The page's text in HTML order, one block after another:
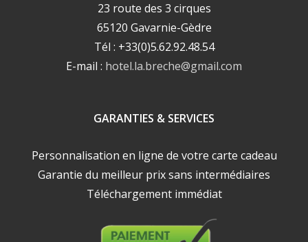
23 route des 3 cirques
65120 Gavarnie-Gèdre
Tél : +33(0)5.62.92.48.54
E-mail : hotel.la.breche@gmail.com
GARANTIES & SERVICES
Personnalisation en ligne de votre carte cadeau
Garantie du meilleur prix sans intermédiaires
Téléchargement immédiat